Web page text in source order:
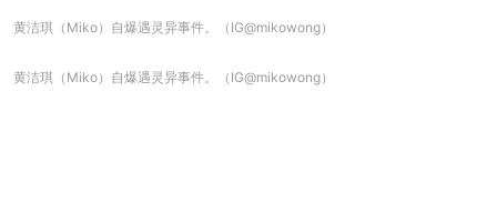
黄洁琪（Miko）自爆遇灵异事件。（IG@mikowong）
黄洁琪（Miko）自爆遇灵异事件。（IG@mikowong）